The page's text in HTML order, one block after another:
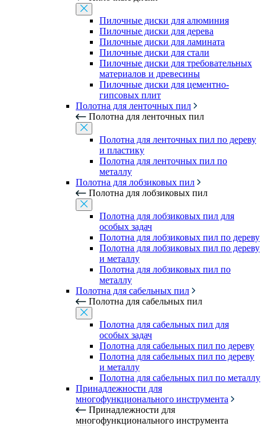
Пилочные диски для алюминия
Пилочные диски для дерева
Пилочные диски для ламината
Пилочные диски для стали
Пилочные диски для требовательных
материалов и древесины
Пилочные диски для цементно-
гипсовых плит
Полотна для ленточных пил
Полотна для ленточных пил
Полотна для ленточных пил по дереву
и пластику
Полотна для ленточных пил по
металлу
Полотна для лобзиковых пил
Полотна для лобзиковых пил
Полотна для лобзиковых пил для
особых задач
Полотна для лобзиковых пил по дереву
Полотна для лобзиковых пил по дереву
и металлу
Полотна для лобзиковых пил по
металлу
Полотна для сабельных пил
Полотна для сабельных пил
Полотна для сабельных пил для
особых задач
Полотна для сабельных пил по дереву
Полотна для сабельных пил по дереву
и металлу
Полотна для сабельных пил по металлу
Принадлежности для
многофункционального инструмента
Принадлежности для
многофункционального инструмента